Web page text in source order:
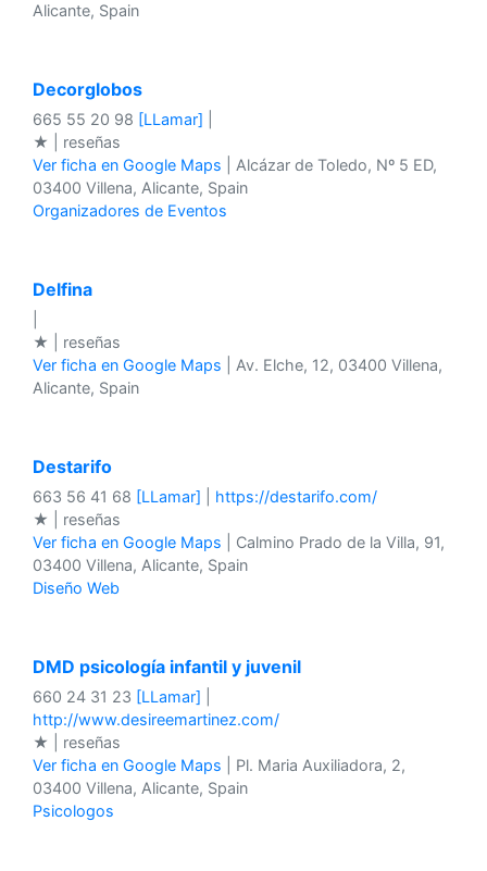
Alicante, Spain
Decorglobos
665 55 20 98 [LLamar]
★ | reseñas
Ver ficha en Google Maps | Alcázar de Toledo, Nº 5 ED,
03400 Villena, Alicante, Spain
Organizadores de Eventos
Delfina
★ | reseñas
Ver ficha en Google Maps | Av. Elche, 12, 03400 Villena,
Alicante, Spain
Destarifo
663 56 41 68 [LLamar]
https://destarifo.com/
★ | reseñas
Ver ficha en Google Maps | Calmino Prado de la Villa, 91,
03400 Villena, Alicante, Spain
Diseño Web
DMD psicología infantil y juvenil
660 24 31 23 [LLamar]
http://www.desireemartinez.com/
★ | reseñas
Ver ficha en Google Maps | Pl. Maria Auxiliadora, 2,
03400 Villena, Alicante, Spain
Psicologos